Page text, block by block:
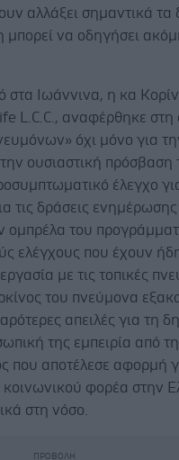
αλλάξει σημαντικά τα
να οδηγήσει
στα Ιωάννινα, η κα
L.C.C., αναφέρθηκε στη
όχι μόνο για
ουσιαστική πρόσβαση
έλεγχο
τις δράσεις
ομπρέλα του
ελέγχους που έχουν
με τις τοπικές
του πνεύμονα
απειλές για τη
της εμπειρία από
που αποτέλεσε αφορμή
φορέα στην
στη νόσο.